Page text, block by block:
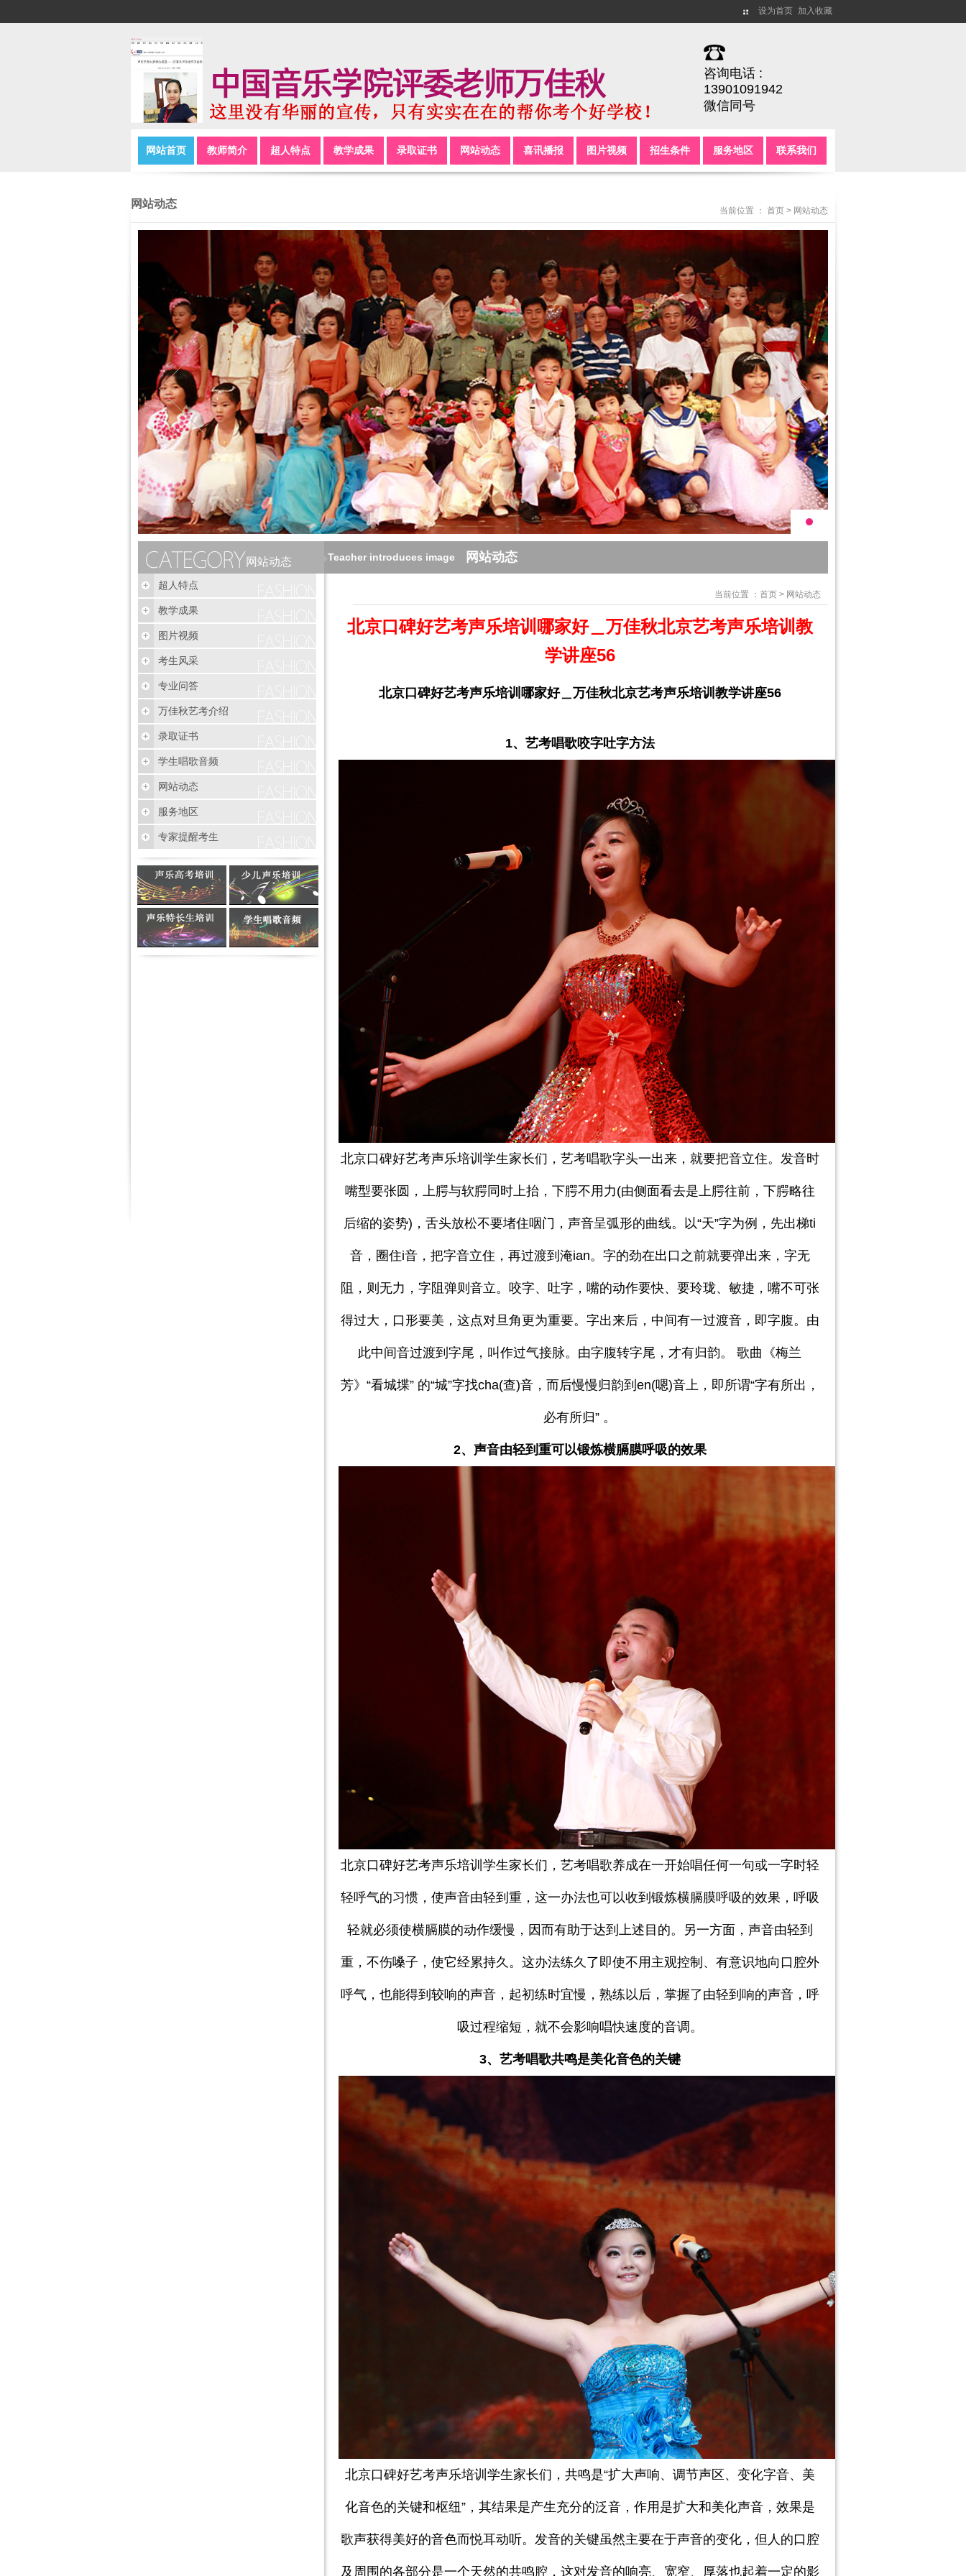
设为首页 加入收藏
咨询电话 :
13901091942
微信同号
网站首页 教师简介 超人特点 教学成果 录取证书 网站动态 喜讯播报 图片视频 招生条件 服务地区 联系我们
网站动态
当前位置 ： 首页 > 网站动态
网站动态
超人特点
教学成果
图片视频
考生风采
专业问答
万佳秋艺考介绍
录取证书
学生唱歌音频
网站动态
服务地区
专家提醒考生
Teacher introduces image 网站动态
当前位置 ： 首页 > 网站动态
北京口碑好艺考声乐培训哪家好＿万佳秋北京艺考声乐培训教
学讲座56
北京口碑好艺考声乐培训哪家好＿万佳秋北京艺考声乐培训教学讲座56
1、艺考唱歌咬字吐字方法
北京口碑好艺考声乐培训学生家长们，艺考唱歌字头一出来，就要把音立住。发音时
嘴型要张圆，上腭与软腭同时上抬，下腭不用力(由侧面看去是上腭往前，下腭略往
后缩的姿势) ，舌头放松不要堵住咽门，声音呈弧形的曲线。以“天”字为例，先出梯ti
音，圈住i音，把字音立住，再过渡到淹ian。字的劲在出口之前就要弹出来，字无
阻，则无力，字阻弹则音立。咬字、吐字，嘴的动作要快、要玲珑、敏捷，嘴不可张
得过大，口形要美，这点对旦角更为重要。字出来后，中间有一过渡音，即字腹。由
此中间音过渡到字尾，叫作过气接脉。由字腹转字尾，才有归韵。 歌曲《梅兰
芳》“看城堞” 的“城”字找cha(查)音，而后慢慢归韵到 en(嗯)音上，即所谓“字有所出，
必有所归” 。
2、声音由轻到重可以锻炼横膈膜呼吸的效果
北京口碑好艺考声乐培训学生家长们，艺考唱歌养成在一开始唱任何一句或一字时轻
轻呼气的习惯，使声音由轻到重，这一办法也可以收到锻炼横膈膜呼吸的效果，呼吸
轻就必须使横膈膜的动作缓慢，因而有助于达到上述目的。另一方面，声音由轻到
重，不伤嗓子，使它经累持久。这办法练久了即使不用主观控制、有意识地向口腔外
呼气，也能得到较响的声音，起初练时宜慢，熟练以后，掌握了由轻到响的声音，呼
吸过程缩短，就不会影响唱快速度的音调。
3、艺考唱歌共鸣是美化音色的关键
北京口碑好艺考声乐培训学生家长们， 共鸣是“扩大声响、调节声区、变化字音、美
化音色的关键和枢纽”，其结果是产生充分的泛音，作用是扩大和美化声音，效果是
歌声获得美好的音色而悦耳动听。发音的关键虽然主要在于声音的变化，但人的口腔
及周围的各部分是一个天然的共鸣腔，这对发音的响亮、宽窄、厚落也起着一定的影